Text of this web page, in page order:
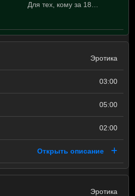
Для тех, кому за 18…
Эротика
03:00
05:00
02:00
Открыть описание
Эротика